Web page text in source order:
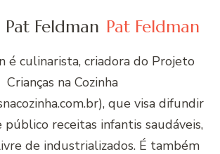
Feldman Pat Feldman
é culinarista, criadora do Projeto
Crianças na Cozinha
que visa difundir
público receitas infantis saudáveis,
de industrializados. É também